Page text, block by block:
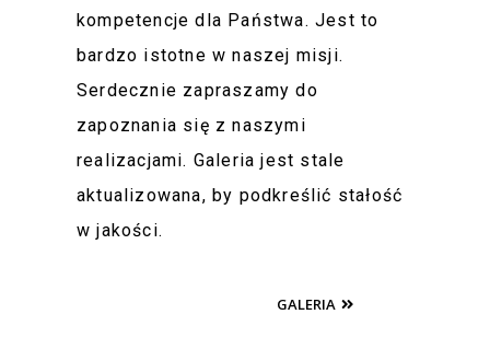
kompetencje dla Państwa. Jest to
bardzo istotne w naszej misji.
Serdecznie zapraszamy do
zapoznania się z naszymi
realizacjami. Galeria jest stale
aktualizowana, by podkreślić stałość
w jakości.
GALERIA